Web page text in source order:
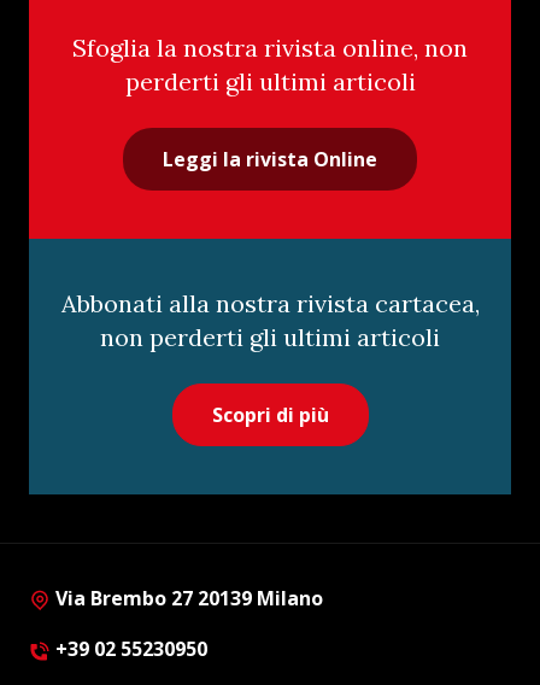
Sfoglia la nostra rivista online, non
perderti gli ultimi articoli
Leggi la rivista Online
Abbonati alla nostra rivista cartacea,
non perderti gli ultimi articoli
Scopri di più
Via Brembo 27 20139 Milano
+39 02 55230950